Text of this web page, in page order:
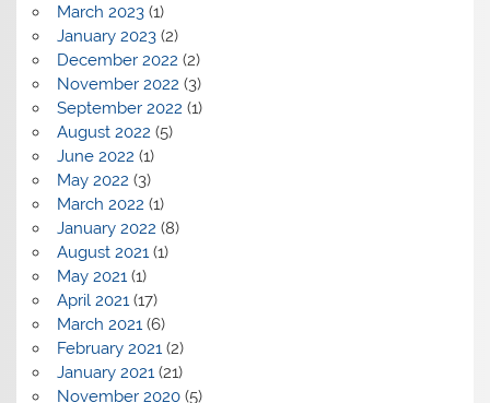
March 2023(1)
January 2023(2)
December 2022 (2)
November 2022 (3)
September 2022 (1)
August 2022 (5)
June 2022 (1)
May 2022 (3)
March 2022 (1)
January 2022 (8)
August 2021(1)
May 2021(1)
April 2021(17)
March 2021(6)
February 2021(2)
January 2021(21)
November 2020(5)